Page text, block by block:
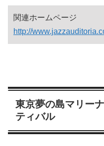
関連ホームページ
http://
東京夢の島マリー
ティバル